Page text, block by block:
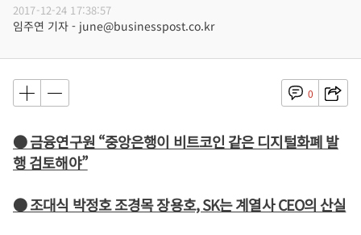
2017-12-24 17:38:57
임주연 기자 - june@businesspost.co.kr
0
● 금융연구원 “중앙은행이 비트코인 같은 디지털화폐 발
행 검토해야”
● 조대식 박정호 조경목 장용호, SK는 계열사 CEO의 산실